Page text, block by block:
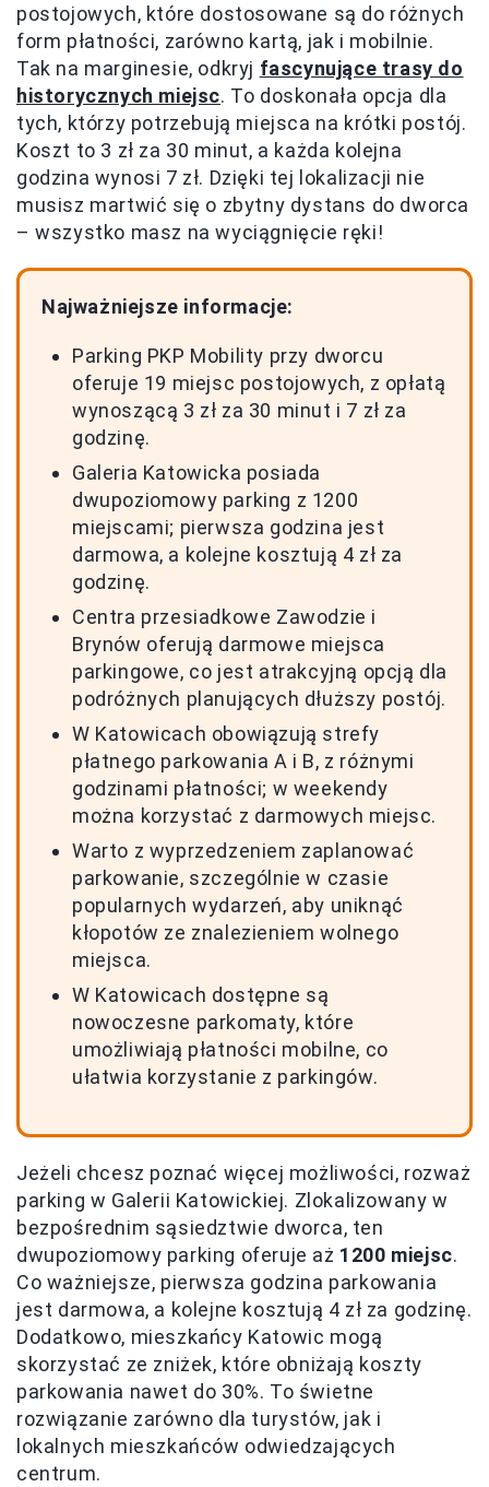
postojowych, które dostosowane są do różnych
form płatności, zarówno kartą, jak i mobilnie.
Tak na marginesie, odkryj fascynujące trasy do
historycznych miejsc. To doskonała opcja dla
tych, którzy potrzebują miejsca na krótki postój.
Koszt to 3 zł za 30 minut, a każda kolejna
godzina wynosi 7 zł. Dzięki tej lokalizacji nie
musisz martwić się o zbytny dystans do dworca
– wszystko masz na wyciągnięcie ręki!
Najważniejsze informacje:
Parking PKP Mobility przy dworcu
oferuje 19 miejsc postojowych, z opłatą
wynoszącą 3 zł za 30 minut i 7 zł za
godzinę.
Galeria Katowicka posiada
dwupoziomowy parking z 1200
miejscami; pierwsza godzina jest
darmowa, a kolejne kosztują 4 zł za
godzinę.
Centra przesiadkowe Zawodzie i
Brynów oferują darmowe miejsca
parkingowe, co jest atrakcyjną opcją dla
podróżnych planujących dłuższy postój.
W Katowicach obowiązują strefy
płatnego parkowania A i B, z różnymi
godzinami płatności; w weekendy
można korzystać z darmowych miejsc.
Warto z wyprzedzeniem zaplanować
parkowanie, szczególnie w czasie
popularnych wydarzeń, aby uniknąć
kłopotów ze znalezieniem wolnego
miejsca.
W Katowicach dostępne są
nowoczesne parkomaty, które
umożliwiają płatności mobilne, co
ułatwia korzystanie z parkingów.
Jeżeli chcesz poznać więcej możliwości, rozważ
parking w Galerii Katowickiej. Zlokalizowany w
bezpośrednim sąsiedztwie dworca, ten
dwupoziomowy parking oferuje aż 1200 miejsc.
Co ważniejsze, pierwsza godzina parkowania
jest darmowa, a kolejne kosztują 4 zł za godzinę.
Dodatkowo, mieszkańcy Katowic mogą
skorzystać ze zniżek, które obniżają koszty
parkowania nawet do 30%. To świetne
rozwiązanie zarówno dla turystów, jak i
lokalnych mieszkańców odwiedzających
centrum.